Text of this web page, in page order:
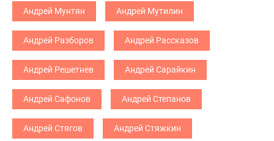
Андрей Мунтян Андрей Мутилин
Андрей Разборов Андрей Рассказов
Андрей Решетнев Андрей Сарайкин
Андрей Сафонов Андрей Степанов
Андрей Стягов Андрей Стяжкин